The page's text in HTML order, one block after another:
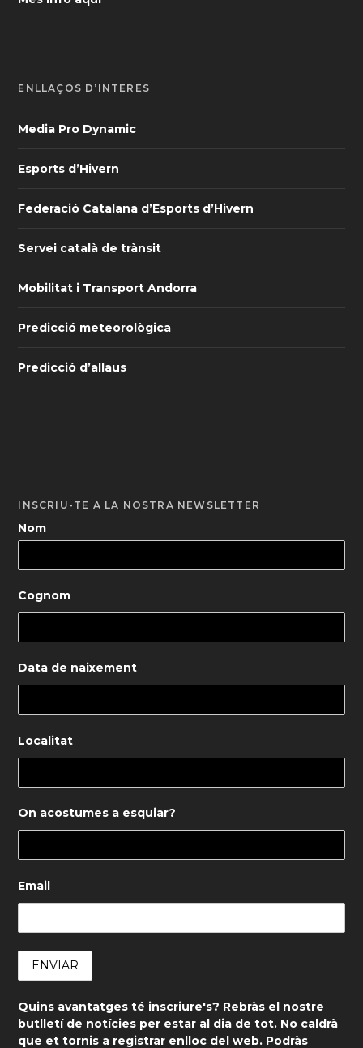
ENLLAÇOS D’INTERÈS
Media Pro Dynamic
Esports d’Hivern
Federació Catalana d’Esports d’Hivern
Servei català de trànsit
Mobilitat i Transport Andorra
Predicció meteorològica
Predicció d’allaus
INSCRIU-TE A LA NOSTRA NEWSLETTER
Nom
Cognom
Data de naixement
Localitat
On acostumes a esquiar?
Email
Quins avantatges té inscriure's? Rebràs el nostre
butlletí de notícies per estar al dia de tot. No caldrà
que et tornis a registrar enlloc del web. Podràs